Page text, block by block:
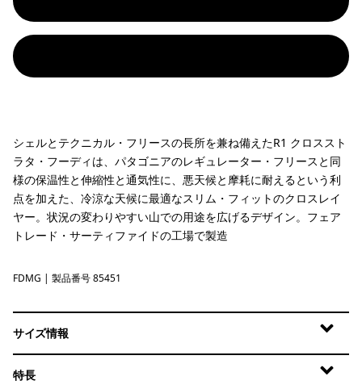
シェルとテクニカル・フリースの長所を兼ね備えたR1 クロススト
ラタ・フーディは、パタゴニアのレギュレーター・フリースと同
様の保温性と伸縮性と通気性に、悪天候と摩耗に耐えるという利
点を加えた、冷涼な天候に最適なスリム・フィットのクロスレイ
ヤー。状況の変わりやすい山での用途を広げるデザイン。フェア
トレード・サーティファイドの工場で製造
Faded Magenta
FDMG | 製品番号 85451
サイズ情報
特長